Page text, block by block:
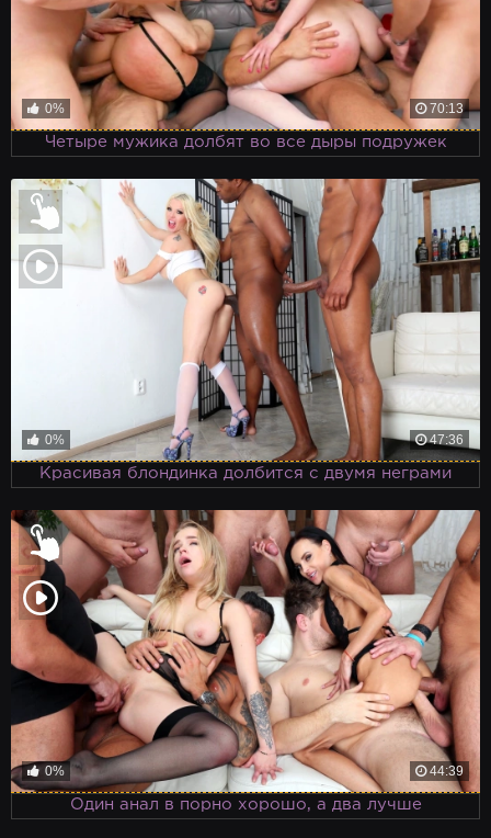
0% 70:13
Четыре мужика долбят во все дыры подружек
0% 47:36
Красивая блондинка долбится с двумя неграми
0% 44:39
Один анал в порно хорошо, а два лучше